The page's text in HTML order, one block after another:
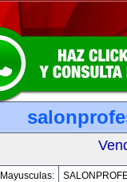
Mayusculas: